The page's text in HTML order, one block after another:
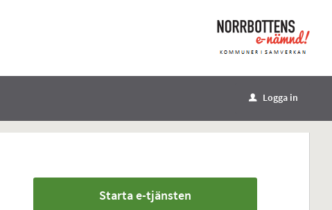
u Logga in
Starta e-tjänsten